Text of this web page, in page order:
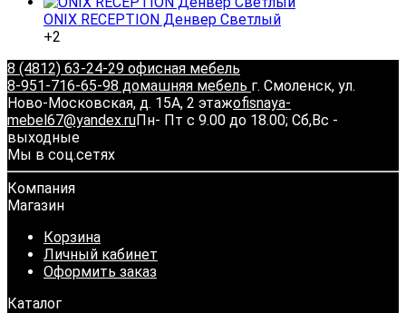
ONIX RECEPTION Денвер Светлый
+2
8 (4812) 63-24-29 офисная мебель
8-951-716-65-98 домашняя мебель г. Смоленск, ул.
Ново-Московская, д. 15А, 2 этажofisnaya-
mebel67@yandex.ruПн- Пт с 9.00 до 18.00; Сб,Вс -
выходные
Мы в соц.сетях
Компания
Магазин
Корзина
Личный кабинет
Оформить заказ
Каталог